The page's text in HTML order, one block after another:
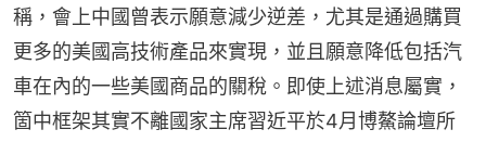
稱，會上中國曾表示願意減少逆差，尤其是通過購買
更多的美國高技術產品來實現，並且願意降低包括汽
車在內的一些美國商品的關稅。即使上述消息屬實，
箇中框架其實不離國家主席習近平於4月博鰲論壇所